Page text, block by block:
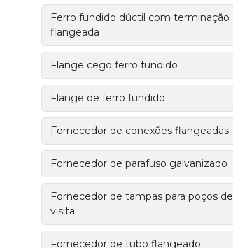
Ferro fundido dúctil com terminação
flangeada
Flange cego ferro fundido
Flange de ferro fundido
Fornecedor de conexões flangeadas
Fornecedor de parafuso galvanizado
Fornecedor de tampas para poços de
visita
Fornecedor de tubo flangeado